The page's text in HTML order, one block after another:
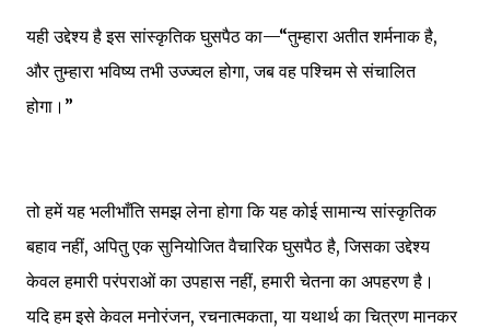
यही उद्देश्य है इस सांस्कृतिक घुसपैठ का—“तुम्हारा अतीत शर्मनाक है,
और तुम्हारा भविष्य तभी उज्ज्वल होगा, जब वह पश्चिम से संचालित
होगा।”
तो हमें यह भलीभाँति समझ लेना होगा कि यह कोई सामान्य सांस्कृतिक
बहाव नहीं, अपितु एक सुनियोजित वैचारिक घुसपैठ है, जिसका उद्देश्य
केवल हमारी परंपराओं का उपहास नहीं, हमारी चेतना का अपहरण है।
यदि हम इसे केवल मनोरंजन, रचनात्मकता, या यथार्थ का चित्रण मानकर